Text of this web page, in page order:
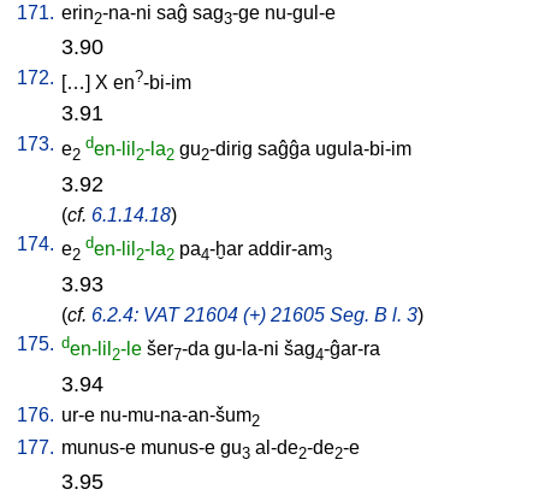
171. erin2-na-ni saĝ sag3-ge nu-gul-e
3.90
172. […] X en?-bi-im
3.91
173. e2
den-lil 2-la2 gu2-dirig saĝĝa ugula-bi-im
3.92
(cf. 6.1.14.18)
174. e2
den-lil 2-la2 pa4-ḫar addir-am3
3.93
(cf. 6.2.4: VAT 21604 (+) 21605 Seg. B l. 3)
175. den-lil 2-le šer7-da gu-la-ni šag4-ĝar-ra
3.94
176. ur-e nu-mu-na-an-šum2
177. munus-e munus-e gu3 al-de2-de2-e
3.95